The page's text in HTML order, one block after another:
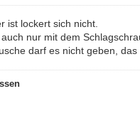
ist lockert sich nicht.
nur mit dem
darf es nicht geben,